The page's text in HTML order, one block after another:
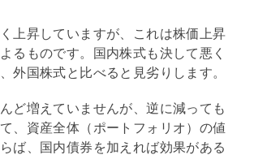
上昇していますが、これは株価上昇
るものです。国内株式も決して悪く
外国株式と比べると見劣りします。
ど増えていませんが、逆に減っても
、資産全体（ポートフォリオ）の値
ば、国内債券を加えれば効果がある